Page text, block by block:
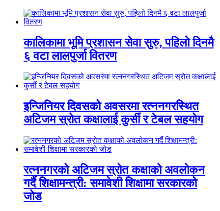
कालिकामा भूमि प्रशासन सेवा सुरु, पहिलो दिनमै
६ वटा लालपुर्जा वितरण
इन्जिनियर दिवसको अवसरमा रत्ननगरस्थित
अटिजम स्रोत कक्षालाई कुर्सी र टेबल सहयोग
रत्ननगरको अटिजम स्रोत कक्षाको अवलोकन
गर्दै शिक्षामन्त्री: समावेशी शिक्षामा सरकारको
जोड